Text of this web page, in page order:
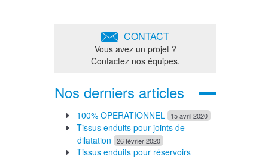
CONTACT
Vous avez un projet ?
Contactez nos équipes.
Nos derniers articles
100% OPERATIONNEL 15 avril 2020
Tissus enduits pour joints de
dilatation
26 février 2020
Tissus enduits pour réservoirs